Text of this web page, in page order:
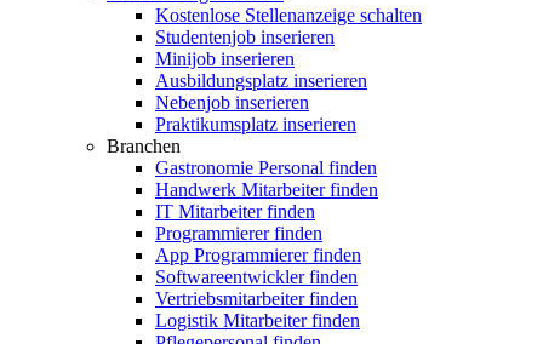
Kostenlose Stellenanzeige schalten
Studentenjob inserieren
Minijob inserieren
Ausbildungsplatz inserieren
Nebenjob inserieren
Praktikumsplatz inserieren
Branchen
Gastronomie Personal finden
Handwerk Mitarbeiter finden
IT Mitarbeiter finden
Programmierer finden
App Programmierer finden
Softwareentwickler finden
Vertriebsmitarbeiter finden
Logistik Mitarbeiter finden